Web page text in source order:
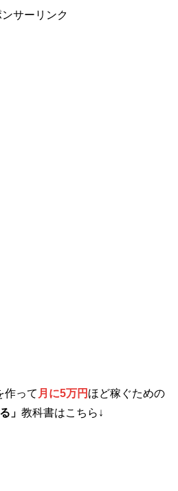
ンサーリンク
作って 月に5万円 ほど稼ぐための
」 教科書はこちら↓